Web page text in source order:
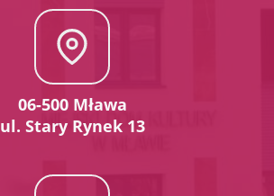
06-500 Mława
ul. Stary Rynek 13